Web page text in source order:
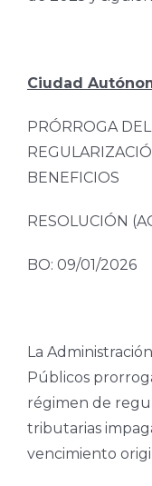
Ciudad
PRÓRROGA
BENEFICIOS
RESOLUCIÓN
BO: 09/01/2026
La
Públicos
régimen de
tributarias
vencimiento